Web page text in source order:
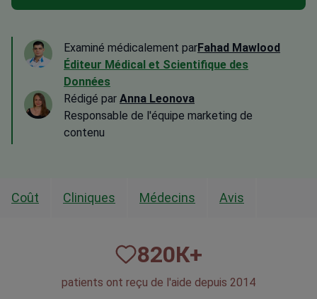
Examiné médicalement parFahad Mawlood
Éditeur Médical et Scientifique des
Données
Rédigé par Anna Leonova
Responsable de l'équipe marketing de
contenu
Coût Cliniques Médecins Avis
820К+
patients ont reçu de l'aide depuis 2014